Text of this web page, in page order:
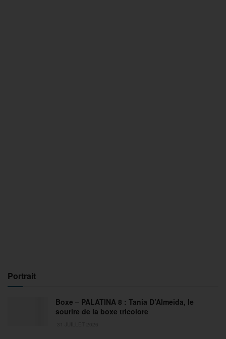
Portrait
Boxe – PALATINA 8 : Tania D’Almeida, le
sourire de la boxe tricolore